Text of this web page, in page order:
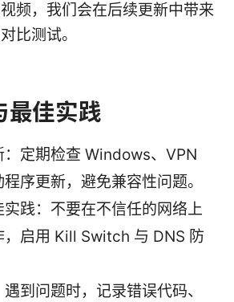
频，我们会在后续更新中带来
比测试。
最佳实践
：定期检查 Windows、VPN
序更新，避免兼容性问题。
践：不要在不信任的网络上
，启用 Kill Switch 与 DNS 防
到问题时，记录错误代码、